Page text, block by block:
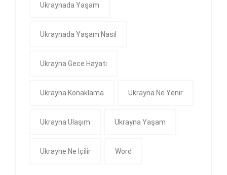
Ukraynada Yaşam
Ukraynada Yaşam Nasıl
Ukrayna Gece Hayatı
Ukrayna Konaklama Ukrayna Ne Yenir
Ukrayna Ulaşım Ukrayna Yaşam
Ukrayne Ne Içilir Word